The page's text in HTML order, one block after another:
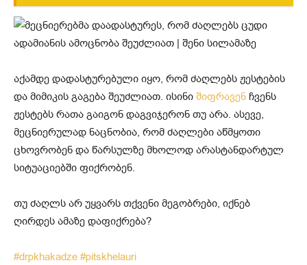
აქამდე დადასტურებული იყო, რომ ძაღლებს ჟესტების
და მიმიკის გაგება შეუძლიათ. ისინი შიფრავენ ჩვენს
ჟესტებს რათა გაიგონ დაგვიჯერონ თუ არა. ასევე,
მეცნიერულად ნაცნობია, რომ ძაღლები აწმყოთი
ცხოვრობენ და წარსულზე მხოლოდ არასტანდარტულ
სიტუაციებში ფიქრობენ.
თუ ძაღლს არ უყვარს თქვენი მეგობრები, იქნებ
ღირდეს ამაზე დაფიქრება?
#drpkhakadze #pitskhelauri